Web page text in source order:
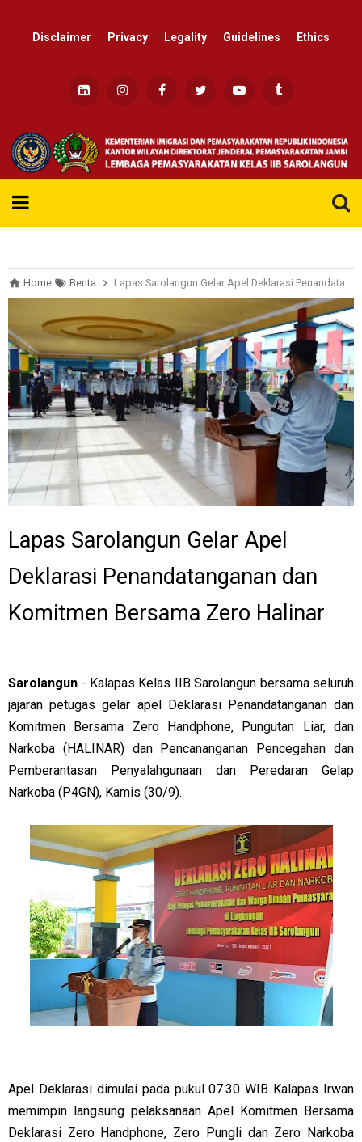
Disclaimer Privacy Legality Guidelines Ethics
Home Berita Lapas Sarolangun Gelar Apel Deklarasi Penandatanganan dan Komitmen Bersama Zero Halinar
Lapas Sarolangun Gelar Apel
Deklarasi Penandatanganan dan
Komitmen Bersama Zero Halinar
Sarolangun - Kalapas Kelas IIB Sarolangun bersama seluruh
jajaran petugas gelar apel Deklarasi Penandatanganan dan
Komitmen Bersama Zero Handphone, Pungutan Liar, dan
Narkoba (HALINAR) dan Pencananganan Pencegahan dan
Pemberantasan Penyalahgunaan dan Peredaran Gelap
Narkoba (P4GN), Kamis (30/9).
Apel Deklarasi dimulai pada pukul 07.30 WIB Kalapas Irwan
memimpin langsung pelaksanaan Apel Komitmen Bersama
Deklarasi Zero Handphone, Zero Pungli dan Zero Narkoba